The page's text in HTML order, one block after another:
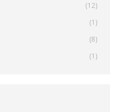
(12)
(1)
(8)
(1)